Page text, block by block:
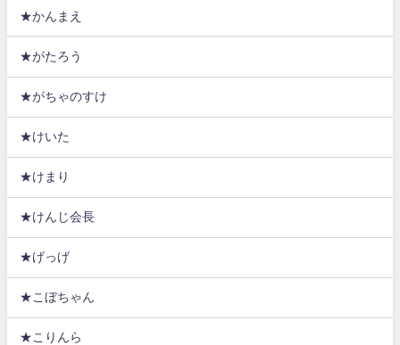
★かんまえ
★がたろう
★がちゃのすけ
★けいた
★けまり
★けんじ会長
★げっげ
★こぼちゃん
★こりんら